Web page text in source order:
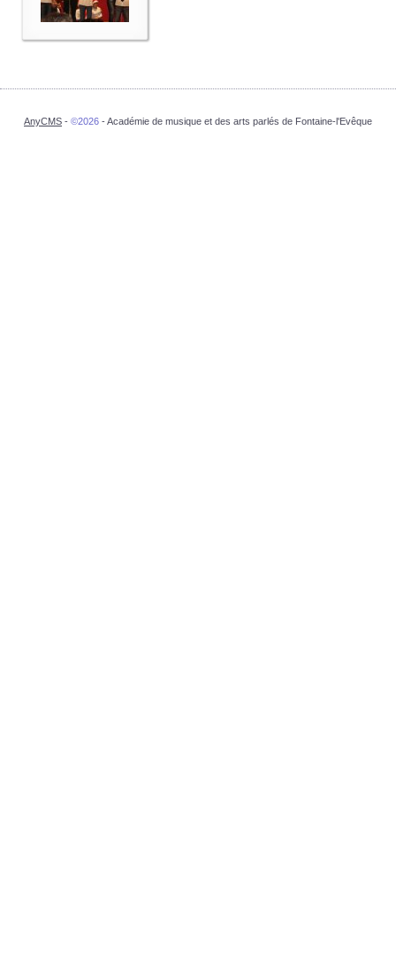
AnyCMS - ©2026 - Académie de musique et des arts parlés de Fontaine-l'Evêque